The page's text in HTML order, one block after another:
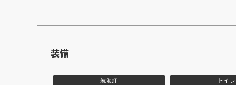
装備
航海灯 トイレ